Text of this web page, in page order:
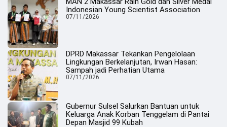
Indonesian Young Scientist Association
07/11/2026
DPRD Makassar Tekankan Pengelolaan
Lingkungan Berkelanjutan, Irwan Hasan:
Sampah jadi Perhatian Utama
07/11/2026
Gubernur Sulsel Salurkan Bantuan untuk
Keluarga Anak Korban Tenggelam di Pantai
Depan Masjid 99 Kubah